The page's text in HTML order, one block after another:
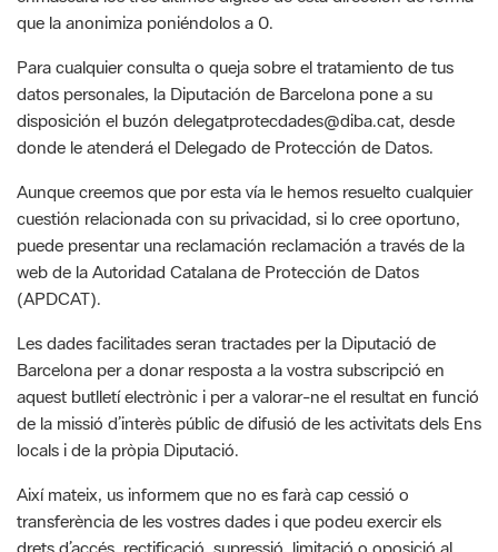
datos personales, la Diputación de Barcelona pone a su
donde le atenderá el Delegado de Protección de Datos.
Aunque creemos que por esta vía le hemos resuelto cualquier
cuestión relacionada con su privacidad, si lo cree oportuno,
web de la Autoridad Catalana de Protección de Datos
(APDCAT).
Les dades facilitades seran tractades per la Diputació de
Barcelona per a donar resposta a la vostra subscripció en
de la missió d’interès públic de difusió de les activitats dels Ens
locals i de la pròpia Diputació.
Així mateix, us informem que no es farà cap cessió o
transferència de les vostres dades i que podeu exercir els
seu tractament, en els termes inclosos a la legislació vigent, a
través de laSeu electrònica o, presencialment, a les oficines